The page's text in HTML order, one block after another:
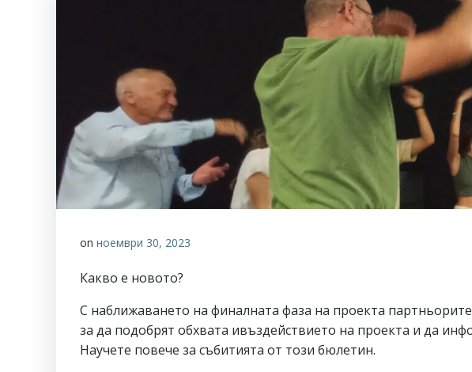
on ноември 30, 2023
Какво е новото?
С наближаването на финалната фаза на проекта
за да подобрят обхвата ивъздействието на проекта и да
Научете повече за събитията от този бюлетин.